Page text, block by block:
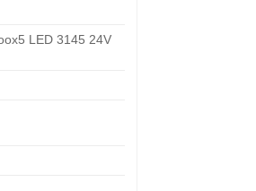
LED 3145 24V